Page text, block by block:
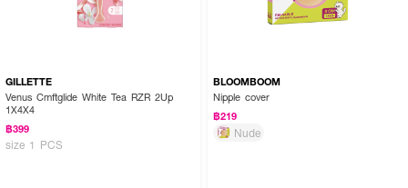
GILLETTE
Venus Cmftglide White Tea RZR 2Up
1X4X4
฿399
size 1 PCS
BLOOMBOOM
Nipple cover
฿219
Nude